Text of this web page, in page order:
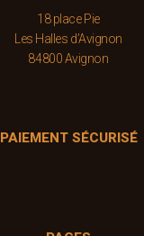
18 place Pie
Les Halles d’Avignon
84800 Avignon
PAIEMENT SÉCURISÉ